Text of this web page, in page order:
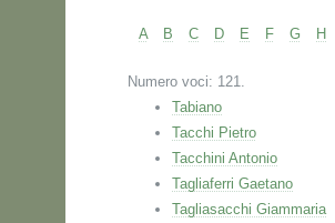
A B C D E F G H
Numero voci: 121.
Tabiano
Tacchi Pietro
Tacchini Antonio
Tagliaferri Gaetano
Tagliasacchi Giammaria